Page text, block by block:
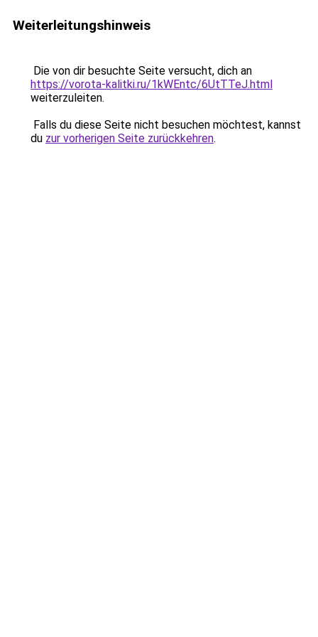
Weiterleitungshinweis
Die von dir besuchte Seite versucht, dich an
https://vorota-kalitki.ru/1kWEntc/6UtTTeJ.html
weiterzuleiten.
Falls du diese Seite nicht besuchen möchtest, kannst
du zur vorherigen Seite zurückkehren.